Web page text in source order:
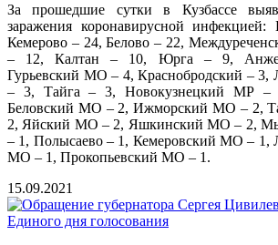
За прошедшие сутки в Кузбассе
заражения коронавирусной
Кемерово – 24, Белово – 22,
– 12, Калтан – 10, Юрга – 9,
Гурьевский МО – 4, Краснобродский – 3,
– 3, Тайга – 3, Новокузнецкий МР –
Беловский МО – 2, Ижморский МО – 2,
2, Яйский МО – 2, Яшкинский МО – 2,
– 1, Полысаево – 1, Кемеровский МО – 1,
МО – 1, Прокопьевский МО – 1.
15.09.2021